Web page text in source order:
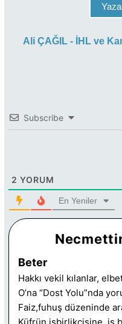
Ali ÇAĞIL - İHL ve
Subscribe
2 YORUM
En Yeniler
Beter
Hakkı vekil kılanlar,
O’na “Dost Yolu”nda
Faiz,fuhuş düzeninde
Küfrün işbirlikçisine ,iş